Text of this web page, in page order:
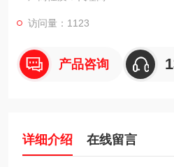
访问量：1123
产品咨询
详细介绍 在线留言